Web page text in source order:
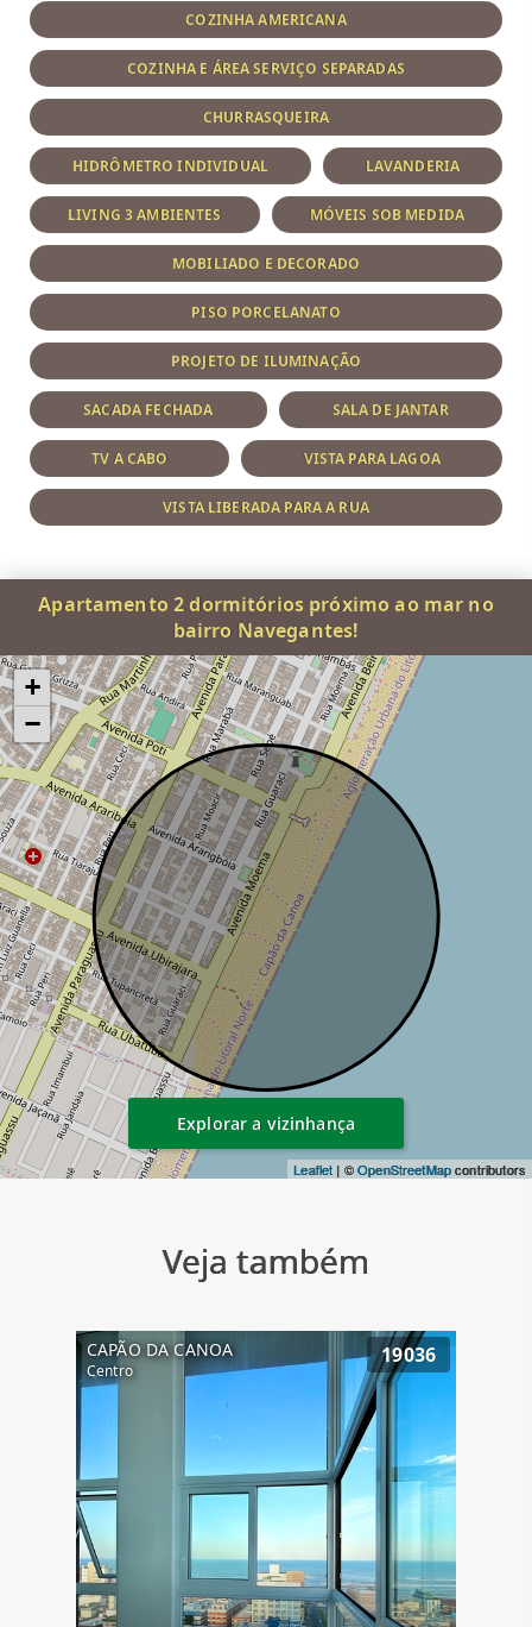
COZINHA AMERICANA
COZINHA E ÁREA SERVIÇO SEPARADAS
CHURRASQUEIRA
HIDRÔMETRO INDIVIDUAL LAVANDERIA
LIVING 3 AMBIENTES MÓVEIS SOB MEDIDA
MOBILIADO E DECORADO
PISO PORCELANATO
PROJETO DE ILUMINAÇÃO
SACADA FECHADA SALA DE JANTAR
TV A CABO VISTA PARA LAGOA
VISTA LIBERADA PARA A RUA
Apartamento 2 dormitórios próximo ao mar no
bairro Navegantes!
+
−
Leaflet | ©OpenStreetMapcontributors
Explorar a vizinhança
Veja também
CAPÃO DA CANOA
Centro
19036